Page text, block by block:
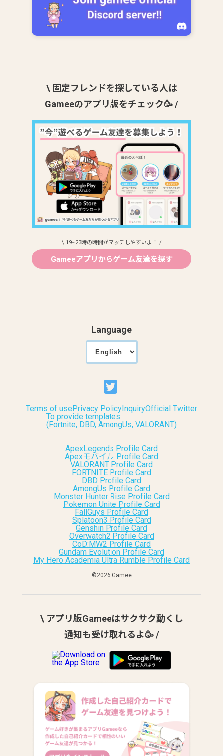
\ 固定フレンドを探している人は
Gameeのアプリ版をチェック🥳 /
\ 19~23時の時間がマッチしやすいよ！ /
Gameeアプリからゲーム友達を探す
Language
Terms of usePrivacy Policy InquiryOfficial Twitter
To provide templates
(Fortnite, DBD, AmongUs, VALORANT)
ApexLegends Profile Card
Apexモバイル Profile Card
VALORANT Profile Card
FORTNITE Profile Card
DBD Profile Card
AmongUs Profile Card
Monster Hunter Rise Profile Card
Pokemon Unite Profile Card
FallGuys Profile Card
Splatoon3 Profile Card
Genshin Profile Card
Overwatch2 Profile Card
CoD:MW2 Profile Card
Gundam Evolution Profile Card
My Hero Academia Ultra Rumble Profile Card
©︎2026 Gamee
\ アプリ版Gameeはサクサク動くし
通知も受け取れるよ🥳 /